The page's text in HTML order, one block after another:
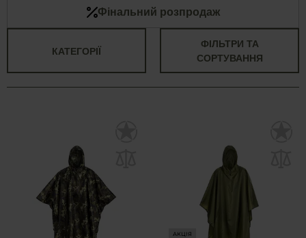
Фінальний розпродаж
КАТЕГОРІЇ
ФІЛЬТРИ ТА
СОРТУВАННЯ
АКЦІЯ